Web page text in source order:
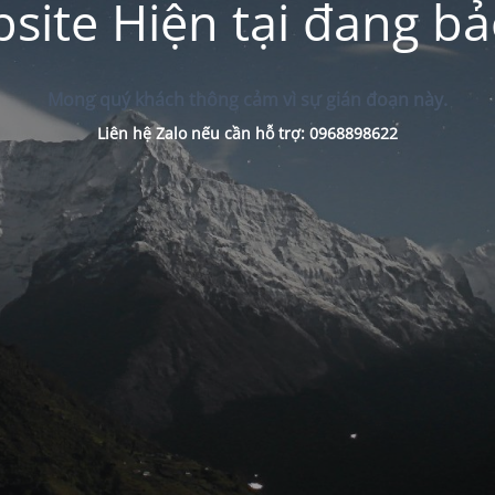
Hiện tại đang
Mong quý khách thông cảm vì sự gián đoạn này.
Liên hệ Zalo nếu cần hỗ trợ: 0968898622